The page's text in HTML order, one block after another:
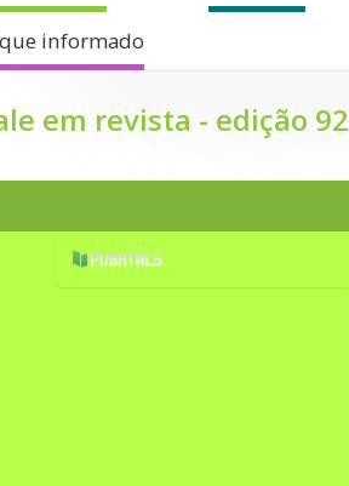
informado
em revista - edição 92